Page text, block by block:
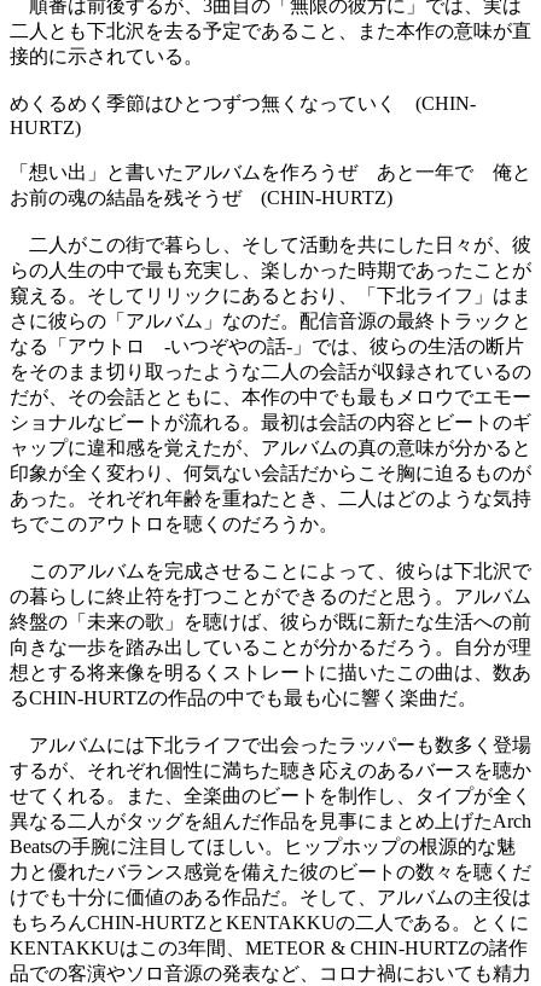
順番は前後するが、3曲目の「無限の彼方に」では、実は
二人とも下北沢を去る予定であること、また本作の意味が直
接的に示されている。
めくるめく季節はひとつずつ無くなっていく (CHIN-
HURTZ)
「想い出」と書いたアルバムを作ろうぜ あと一年で 俺と
お前の魂の結晶を残そうぜ (CHIN-HURTZ)
二人がこの街で暮らし、そして活動を共にした日々が、彼
らの人生の中で最も充実し、楽しかった時期であったことが
窺える。そしてリリックにあるとおり、「下北ライフ」はま
さに彼らの「アルバム」なのだ。配信音源の最終トラックと
なる「アウトロ -いつぞやの話-」では、彼らの生活の断片
をそのまま切り取ったような二人の会話が収録されているの
だが、その会話とともに、本作の中でも最もメロウでエモー
ショナルなビートが流れる。最初は会話の内容とビートのギ
ャップに違和感を覚えたが、アルバムの真の意味が分かると
印象が全く変わり、何気ない会話だからこそ胸に迫るものが
あった。それぞれ年齢を重ねたとき、二人はどのような気持
ちでこのアウトロを聴くのだろうか。
このアルバムを完成させることによって、彼らは下北沢で
の暮らしに終止符を打つことができるのだと思う。アルバム
終盤の「未来の歌」を聴けば、彼らが既に新たな生活への前
向きな一歩を踏み出していることが分かるだろう。自分が理
想とする将来像を明るくストレートに描いたこの曲は、数あ
るCHIN-HURTZの作品の中でも最も心に響く楽曲だ。
アルバムには下北ライフで出会ったラッパーも数多く登場
するが、それぞれ個性に満ちた聴き応えのあるバースを聴か
せてくれる。また、全楽曲のビートを制作し、タイプが全く
異なる二人がタッグを組んだ作品を見事にまとめ上げたArch
Beatsの手腕に注目してほしい。ヒップホップの根源的な魅
力と優れたバランス感覚を備えた彼のビートの数々を聴くだ
けでも十分に価値のある作品だ。そして、アルバムの主役は
もちろんCHIN-HURTZとKENTAKKUの二人である。とくに
KENTAKKUはこの3年間、METEOR & CHIN-HURTZの諸作
品での客演やソロ音源の発表など、コロナ禍においても精力